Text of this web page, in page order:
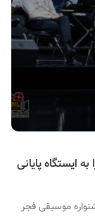
موسیقی فجر با این ۱۰ اجرا به ایستگاه پایانی
موسیقی فجر